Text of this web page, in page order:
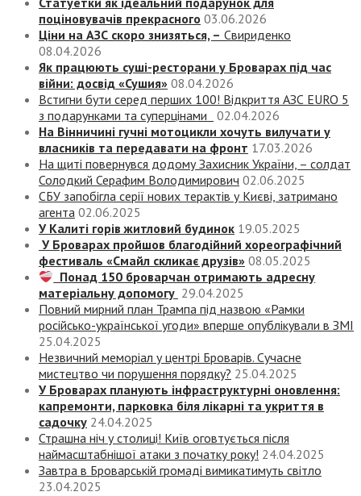
поціновувачів прекрасного 03.06.2026
Ціни на АЗС скоро знизяться, – Свириденко
08.04.2026
Як працюють суші-ресторани у Броварах під час
війни: досвід «Сушия» 08.04.2026
Встигни бути серед перших 100! Відкриття АЗС EURO 5
з подарунками та суперцінами
02.04.2026
На Вінничині гучні мотоцикли хочуть вилучати у
власників та передавати на фронт 17.03.2026
На щиті повернувся додому Захисник України, – солдат
Солодкий Серафим Володимирович 02.06.2025
СБУ запобігла серії нових терактів у Києві, затримано
агента 02.06.2025
У Калиті горів житловий будинок 19.05.2025
У Броварах пройшов благодійний хореографічний
фестиваль «Смайл скликає друзів» 08.05.2025
Понад 150 броварчан отримають адресну
матеріальну допомогу 29.04.2025
Повний мирний план Трампа під назвою «‎Рамки
російсько-української угоди» вперше опублікували в ЗМІ
25.04.2025
Незвичний меморіал у центрі Броварів. Сучасне
мистецтво чи порушення порядку? 25.04.2025
У Броварах планують інфраструктурні оновлення:
капремонти, парковка біля лікарні та укриття в
садочку 24.04.2025
Страшна ніч у столиці! Київ оговтується після
наймасштабнішої атаки з початку року! 24.04.2025
Завтра в Броварській громаді вимикатимуть світло
23.04.2025